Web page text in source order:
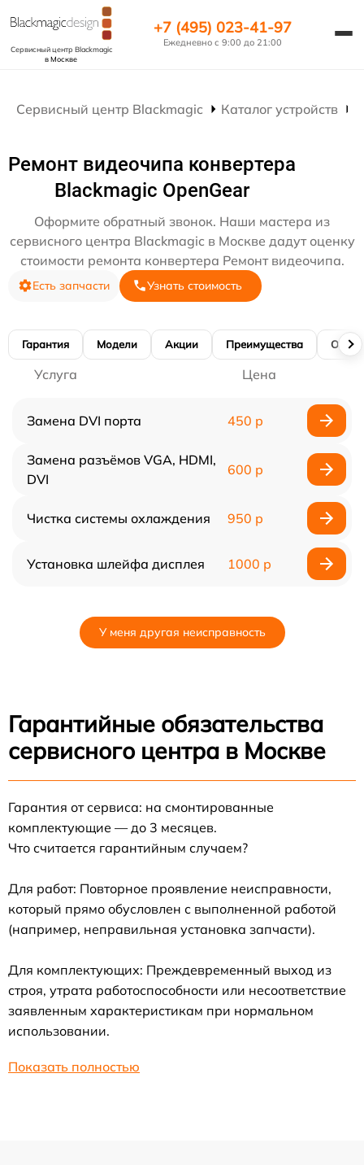
Сервисный центр Blackmagic
в Москве
+7 (495) 023-41-97
Ежедневно с 9:00 до 21:00
Сервисный центр Blackmagic Каталог устройств
Ремонт видеочипа конвертера
Blackmagic OpenGear
Оформите обратный звонок. Наши мастера из
сервисного центра Blackmagic в Москве дадут оценку
стоимости ремонта конвертера Ремонт видеочипа.
Есть запчасти Узнать стоимость
Гарантия Модели Акции Преимущества
Услуга Цена
Замена DVI порта 450 р
Замена разъёмов VGA, HDMI,
DVI
600 р
Чистка системы охлаждения 950 р
Установка шлейфа дисплея 1000 р
У меня другая неисправность
Гарантийные обязательства
сервисного центра в Москве
Гарантия от сервиса: на смонтированные
комплектующие — до 3 месяцев.
Что считается гарантийным случаем?
Для работ: Повторное проявление неисправности,
который прямо обусловлен с выполненной работой
(например, неправильная установка запчасти).
Для комплектующих: Преждевременный выход из
строя, утрата работоспособности или несоответствие
заявленным характеристикам при нормальном
использовании.
Показать полностью